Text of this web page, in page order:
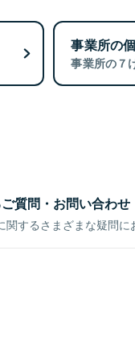
事業所の
事業所の７
質問・お問い合わせ
関するさまざまな疑問に